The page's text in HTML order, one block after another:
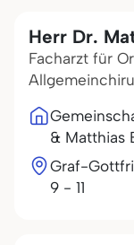
Herr Dr.
Facharzt für
& Matthias
Graf-
9 - 11